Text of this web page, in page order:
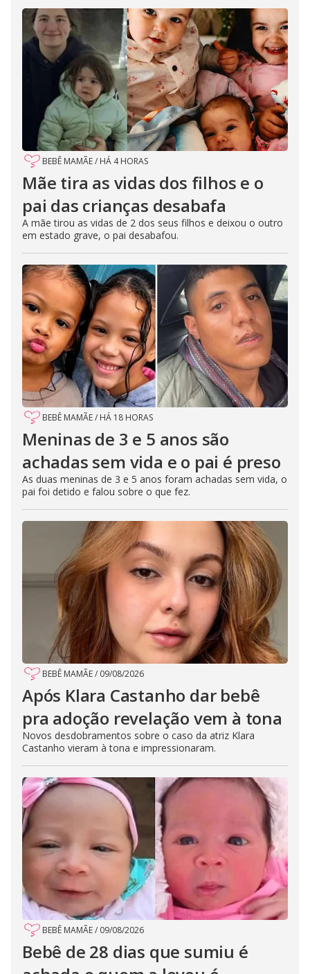
BEBÊ MAMÃE/ HÁ 4 HORAS
Mãe tira as vidas dos filhos e o
pai das crianças desabafa
A mãe tirou as vidas de 2 dos seus filhos e deixou o outro
em estado grave, o pai desabafou.
BEBÊ MAMÃE/ HÁ 18 HORAS
Meninas de 3 e 5 anos são
achadas sem vida e o pai é preso
As duas meninas de 3 e 5 anos foram achadas sem vida, o
pai foi detido e falou sobre o que fez.
BEBÊ MAMÃE/ 09/08/2026
Após Klara Castanho dar bebê
pra adoção revelação vem à tona
Novos desdobramentos sobre o caso da atriz Klara
Castanho vieram à tona e impressionaram.
BEBÊ MAMÃE/ 09/08/2026
Bebê de 28 dias que sumiu é